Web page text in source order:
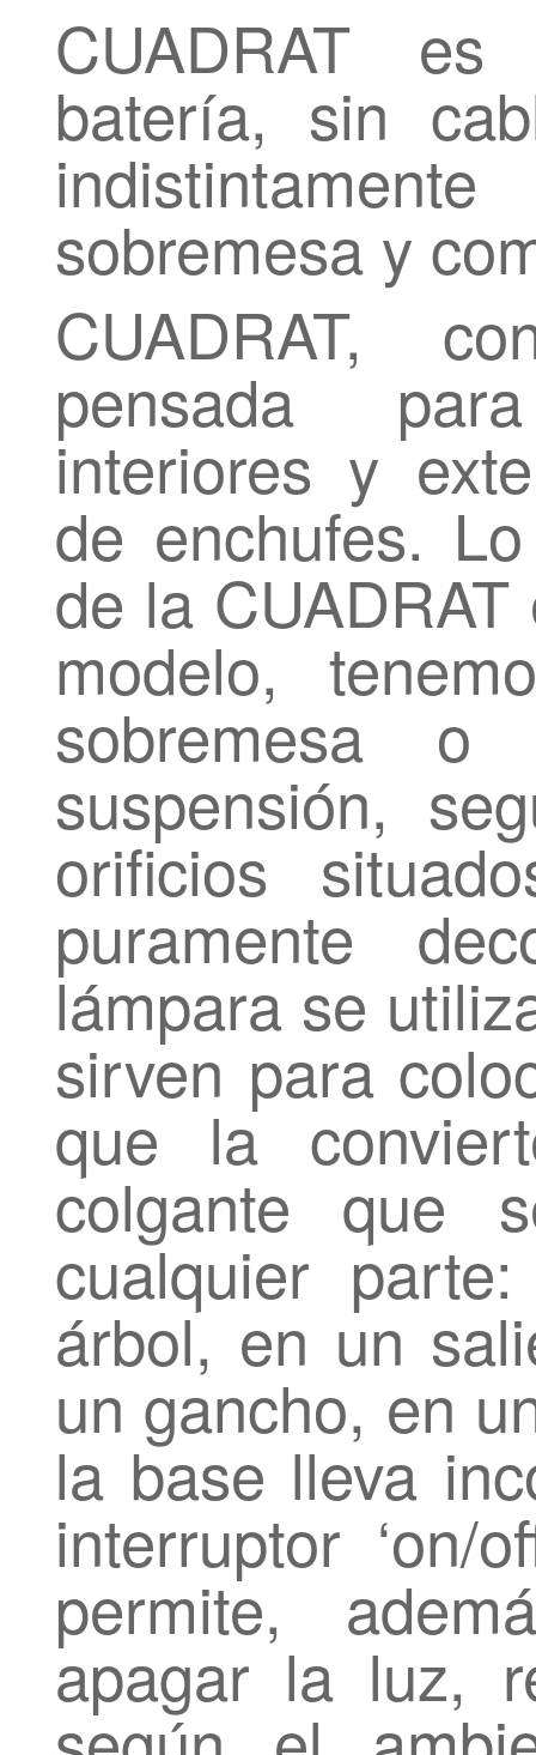
CUADRAT
batería, sin
sobremesa y
CUADRAT,
pensada
interiores y
de enchufes.
de la
modelo,
sobremesa
suspensión,
orificios
puramente
lámpara se
sirven para
que la
colgante que
cualquier
árbol, en un
un gancho, en
la base lleva
interruptor ‘on/
permite,
apagar la luz,